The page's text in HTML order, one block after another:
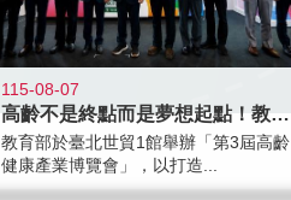
115-08-07
高齡不是終點而是夢想起點！教育部打
教育部於臺北世貿1館舉辦「第3屆高齡
健康產業博覽會」，以打造...